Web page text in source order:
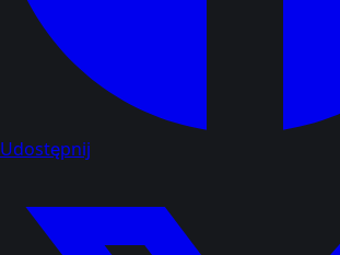
Udostępnij